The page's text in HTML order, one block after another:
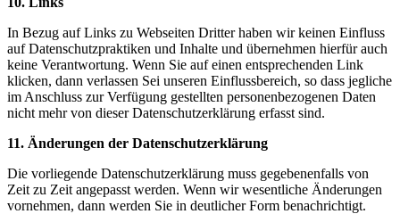
In Bezug auf Links zu Webseiten Dritter haben wir keinen Einfluss
auf Datenschutzpraktiken und Inhalte und übernehmen hierfür auch
keine Verantwortung. Wenn Sie auf einen entsprechenden Link
klicken, dann verlassen Sei unseren Einflussbereich, so dass jegliche
im Anschluss zur Verfügung gestellten personenbezogenen Daten
nicht mehr von dieser Datenschutzerklärung erfasst sind.
11. Änderungen der Datenschutzerklärung
Die vorliegende Datenschutzerklärung muss gegebenenfalls von
Zeit zu Zeit angepasst werden. Wenn wir wesentliche Änderungen
vornehmen, dann werden Sie in deutlicher Form benachrichtigt.